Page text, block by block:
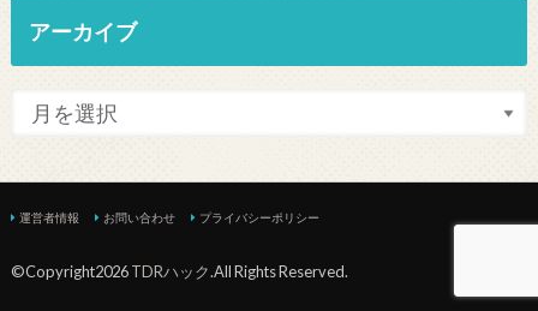
アーカイブ
運営者情報 お問い合わせ プライバシーポリシー
©Copyright2026TDRハック.All Rights Reserved.